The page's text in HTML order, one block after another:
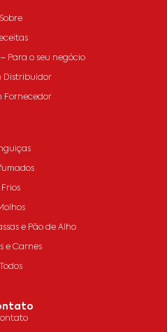
Sobre
Para o seu negócio
Distribuidor
Fornecedor
Frios
e Pão de Alho
e Carnes
Todos